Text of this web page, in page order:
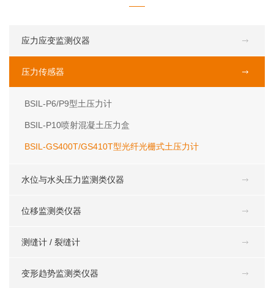
应力应变监测仪器
压力传感器
BSIL-P6/P9型土压力计
BSIL-P10喷射混凝土压力盒
BSIL-GS400T/GS410T型光纤光栅式土压力计
水位与水头压力监测类仪器
位移监测类仪器
测缝计 / 裂缝计
变形趋势监测类仪器